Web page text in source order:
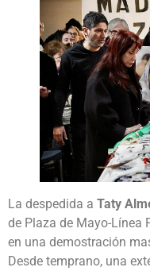
La despedida a Taty
de Plaza de Mayo-Línea
en una demostración
Desde temprano, una